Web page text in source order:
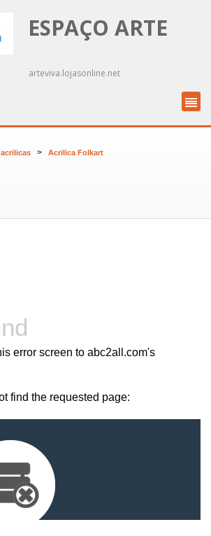
ESPAÇO ARTE
arteviva.lojasonline.net
acrilicas > Acrilica Folkart